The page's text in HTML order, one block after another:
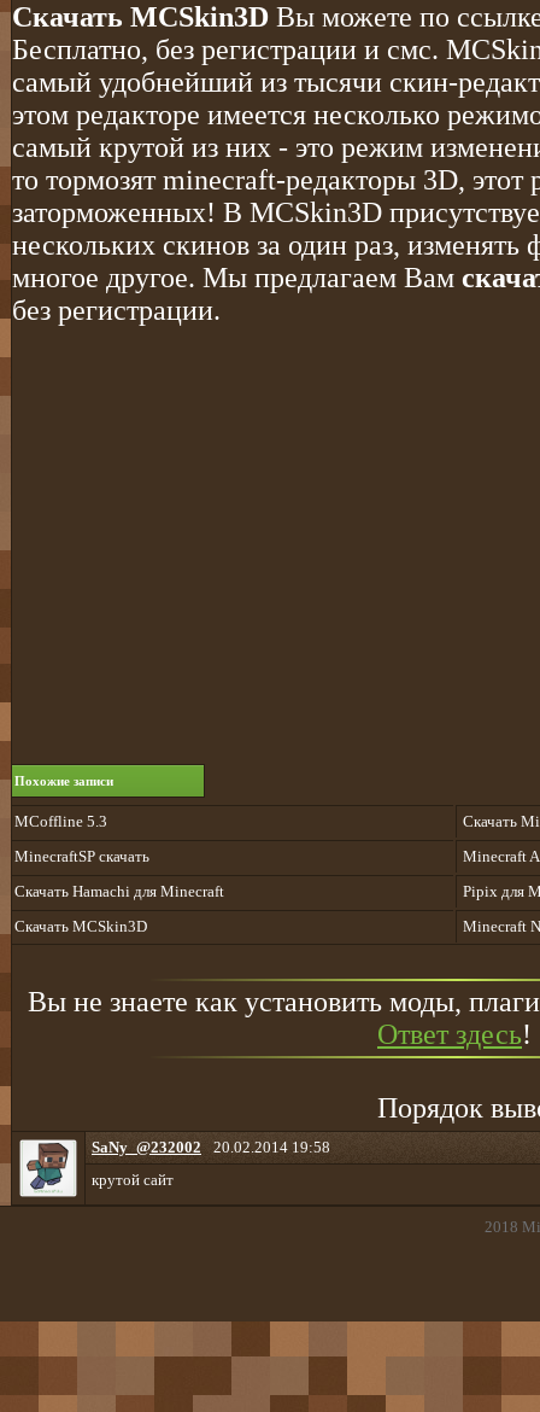
Скачать MCSkin3D Вы можете по
Бесплатно, без регистрации и смс.
самый удобнейший из тысячи скин-
этом редакторе имеется несколько
самый крутой из них - это режим
то тормозят minecraft-редакторы 3D, этот
заторможенных! В MCSkin3D
нескольких скинов за один раз, изменять
многое другое. Мы предлагаем Вам
без регистрации.
Похожие записи
MCoffline 5.3
Скачать
MinecraftSP скачать
Minecraft
Cкачать Hamachi для Minecraft
Pipix для
Скачать MCSkin3D
Minecraft
Вы не знаете как установить моды,
Ответ здесь!
Порядок
SaNy_@232002
20.02.2014 19:58
крутой сайт
2018